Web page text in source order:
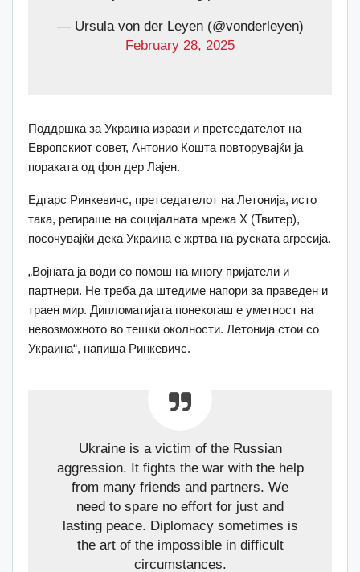
— Ursula von der Leyen (@vonderleyen)
February 28, 2025
Поддршка за Украина изрази и претседателот на
Европскиот совет, Антонио Кошта повторувајќи ја
пораката од фон дер Лајен.
Едгарс Ринкевичс, претседателот на Летонија, исто
така, регираше на социјалната мрежа X (Твитер),
посочувајќи дека Украина е жртва на руската агресија.
„Војната ја води со помош на многу пријатели и
партнери. Не треба да штедиме напори за праведен и
траен мир. Дипломатијата понекогаш е уметност на
невозможното во тешки околности. Летонија стои со
Украина“, напиша Ринкевичс.
Ukraine is a victim of the Russian
aggression. It fights the war with the help
from many friends and partners. We
need to spare no effort for just and
lasting peace. Diplomacy sometimes is
the art of the impossible in difficult
circumstances.